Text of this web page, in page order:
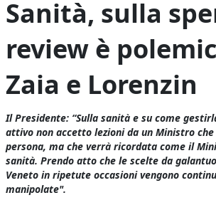
Sanità, sulla
review è
Zaia e Lorenzin
Il Presidente: “Sulla sanità e su come
attivo non accetto lezioni da un Ministro
persona, ma che verrà ricordata come il
sanità. Prendo atto che le scelte da
Veneto in ripetute occasioni vengono
manipolate".